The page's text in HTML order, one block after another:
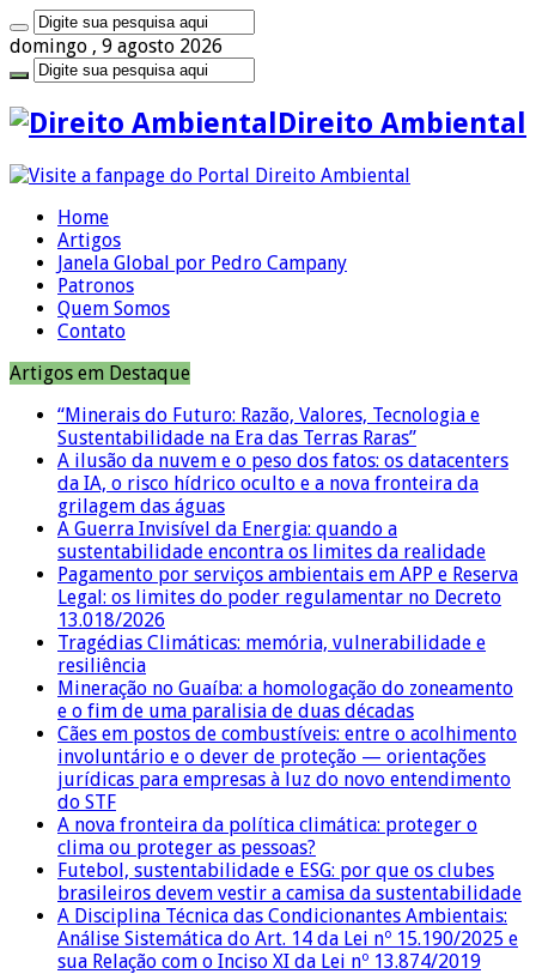
domingo , 9 agosto 2026
Direito Ambiental
Home
Artigos
Janela Global por Pedro Campany
Patronos
Quem Somos
Contato
Artigos em Destaque
“Minerais do Futuro: Razão, Valores, Tecnologia e
Sustentabilidade na Era das Terras Raras”
A ilusão da nuvem e o peso dos fatos: os datacenters
da IA, o risco hídrico oculto e a nova fronteira da
grilagem das águas
A Guerra Invisível da Energia: quando a
sustentabilidade encontra os limites da realidade
Pagamento por serviços ambientais em APP e Reserva
Legal: os limites do poder regulamentar no Decreto
13.018/2026
Tragédias Climáticas: memória, vulnerabilidade e
resiliência
Mineração no Guaíba: a homologação do zoneamento
e o fim de uma paralisia de duas décadas
Cães em postos de combustíveis: entre o acolhimento
involuntário e o dever de proteção — orientações
jurídicas para empresas à luz do novo entendimento
do STF
A nova fronteira da política climática: proteger o
clima ou proteger as pessoas?
Futebol, sustentabilidade e ESG: por que os clubes
brasileiros devem vestir a camisa da sustentabilidade
A Disciplina Técnica das Condicionantes Ambientais:
Análise Sistemática do Art. 14 da Lei nº 15.190/2025 e
sua Relação com o Inciso XI da Lei nº 13.874/2019